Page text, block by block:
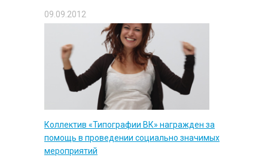
09.09.2012
Коллектив «Типографии ВК» награжден за
помощь в проведении социально значимых
мероприятий